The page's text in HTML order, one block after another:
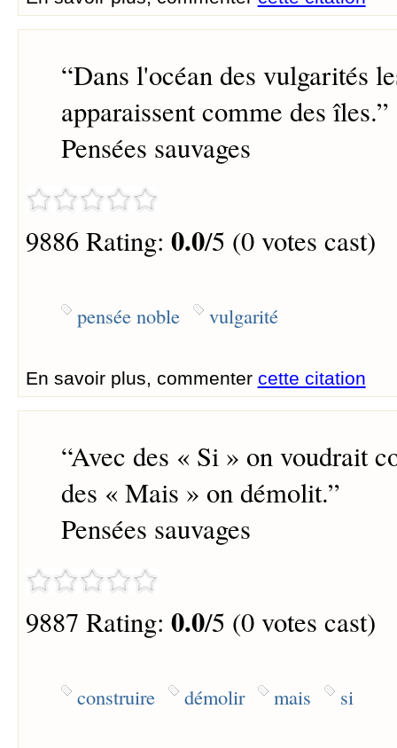
“Dans l'océan des vulgarités
apparaissent comme des îles.”
Pensées sauvages
9886 Rating: 0.0/5 (0 votes cast)
pensée noble vulgarité
En savoir plus, commenter cette citation
“Avec des « Si » on voudrait
des « Mais » on démolit.”
Pensées sauvages
9887 Rating: 0.0/5 (0 votes cast)
construire démolir mais si